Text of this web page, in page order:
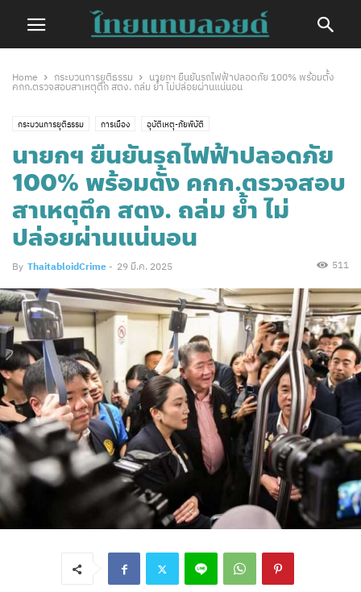
Home กระบวนการยุติธรรม
นายกฯ ยืนยันรถไฟฟ้าปลอดภัย 100% พร้อมตั้ง
คกก.ตรวจสอบสาเหตุตึก สตง. ถล่ม ย้ำ ไม่ปล่อยผ่านแน่นอน
กระบวนการยุติธรรม การเมือง อุบัติเหตุ-ภัยพิบัติ
นายกฯ ยืนยันรถไฟฟ้าปลอดภัย
100% พร้อมตั้ง คกก.ตรวจสอบ
สาเหตุตึก สตง. ถล่ม ย้ำ ไม่
ปล่อยผ่านแน่นอน
By ThaitabloidCrime - 29 มี.ค. 2025 511